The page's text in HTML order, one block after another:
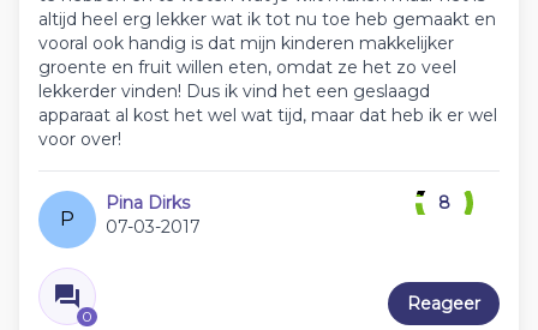
altijd heel erg lekker wat ik tot nu toe heb gemaakt en
vooral ook handig is dat mijn kinderen makkelijker
groente en fruit willen eten, omdat ze het zo veel
lekkerder vinden! Dus ik vind het een geslaagd
apparaat al kost het wel wat tijd, maar dat heb ik er wel
voor over!
P
Pina Dirks
07-03-2017
0
8
Reageer